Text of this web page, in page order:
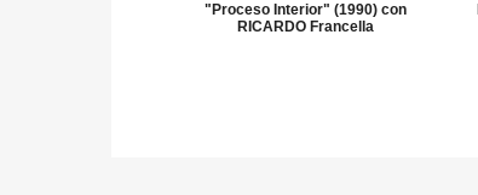
"Proceso Interior" (1990) con
RICARDO Francella